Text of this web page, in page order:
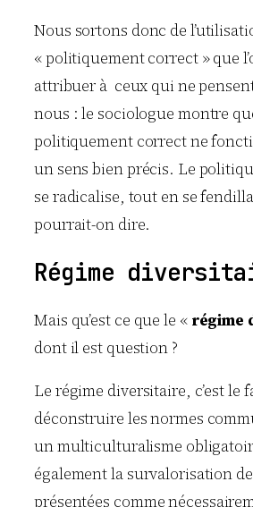
Nous sortons donc de
« politiquement correct » que
attribuer à ceux qui ne
nous : le sociologue montre
politiquement correct ne
un sens bien précis. Le
se radicalise, tout en se
pourrait-on dire.
Régime
Mais qu’est ce que le « régime
dont il est question ?
Le régime diversitaire, c’est le
déconstruire les normes
un multiculturalisme
également la survalorisation
présentées comme